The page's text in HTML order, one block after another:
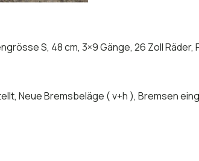
S, 48 cm, 3×9 Gänge, 26 Zoll
Neue Bremsbeläge ( v+h ), Bremsen